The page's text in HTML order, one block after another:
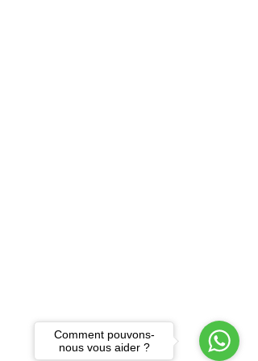
Comment pouvons-
nous vous aider ?